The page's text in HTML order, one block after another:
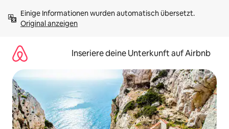
Inhalten
springenOriginal anzeigen
Inseriere deine Unterkunft auf Airbnb